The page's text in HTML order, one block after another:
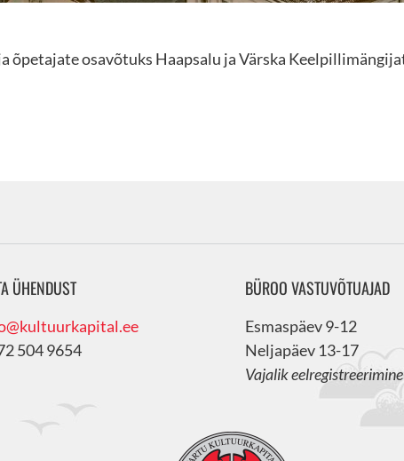
õpetajate osavõtuks Haapsalu ja Värska
ÜHENDUST
504 9654
BÜROO VASTUVÕTUAJAD
Esmaspäev 9-12
Neljapäev 13-17
Vajalik